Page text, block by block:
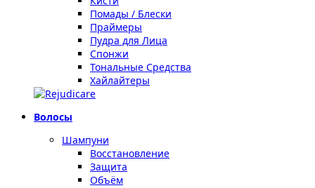
Помады / Блески
Праймеры
Пудра для Лица
Спонжи
Тональные Средства
Хайлайтеры
Волосы
Шампуни
Восстановление
Защита
Объём